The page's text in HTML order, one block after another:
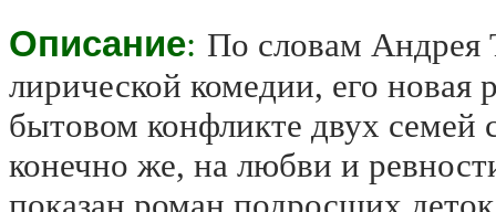
Описание: По словам Андрея
лирической комедии, его новая
бытовом конфликте двух
конечно же, на любви и